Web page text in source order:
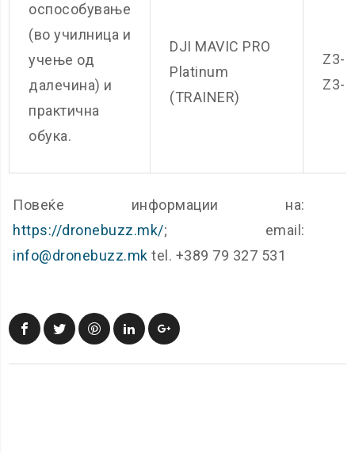
оспособување
(во училница и
учење од
далечина) и
практична
обука.
DJI MAVIC PRO
Platinum
(TRAINER)
Z3-
Z3-
Повеќе информации на:
https://dronebuzz.mk/; email:
info@dronebuzz.mk tel. +389 79 327 531